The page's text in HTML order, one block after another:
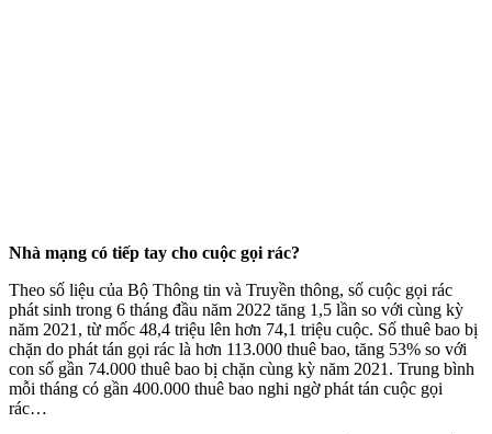
Nhà mạng có tiếp tay cho cuộc gọi rác?
Theo số liệu của Bộ Thông tin và Truyền thông, số cuộc gọi rác
phát sinh trong 6 tháng đầu năm 2022 tăng 1,5 lần so với cùng kỳ
năm 2021, từ mốc 48,4 triệu lên hơn 74,1 triệu cuộc. Số thuê bao bị
chặn do phát tán gọi rác là hơn 113.000 thuê bao, tăng 53% so với
con số gần 74.000 thuê bao bị chặn cùng kỳ năm 2021. Trung bình
mỗi tháng có gần 400.000 thuê bao nghi ngờ phát tán cuộc gọi
rác…